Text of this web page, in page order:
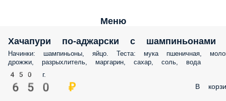
Меню
Хачапури по-аджарски с шампиньонами
Начинки: шампиньоны, яйцо. Теста: мука пшеничная,
дрожжи, разрыхлитель, маргарин, сахар, соль, вода
450 г.
650 ₽ В